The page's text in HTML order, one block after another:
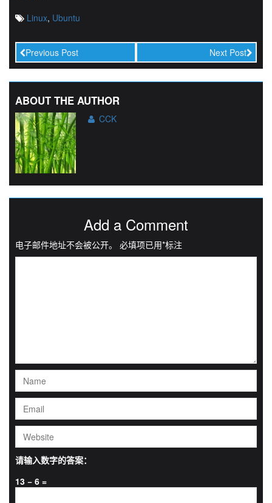
Linux, Ubuntu
Previous Post Next Post
ABOUT THE AUTHOR
CCK
Add a Comment
电子邮件地址不会被公开。 必填项已用*标注
请输入数字的答案：
13 − 6 =